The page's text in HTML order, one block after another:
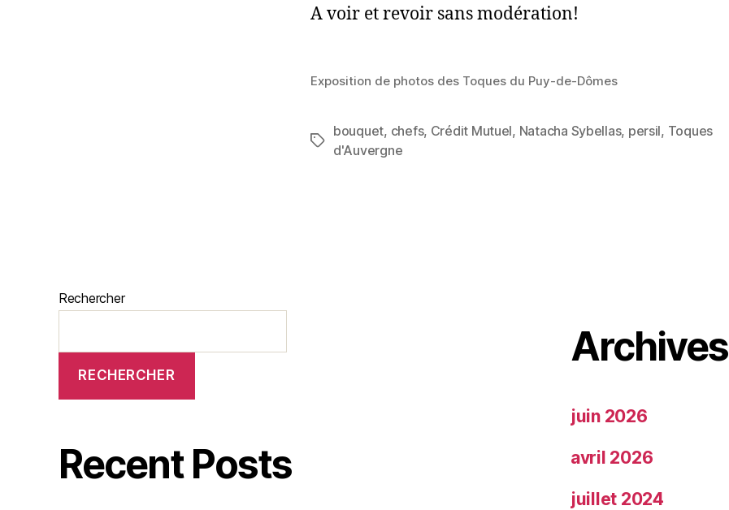
A voir et revoir sans modération!
Exposition de photos des Toques du Puy-de-Dômes
bouquet, chefs, Crédit Mutuel, Natacha Sybellas, persil, Toques
d'Auvergne
Rechercher
RECHERCHER
Recent Posts
Archives
juin 2026
avril 2026
juillet 2024